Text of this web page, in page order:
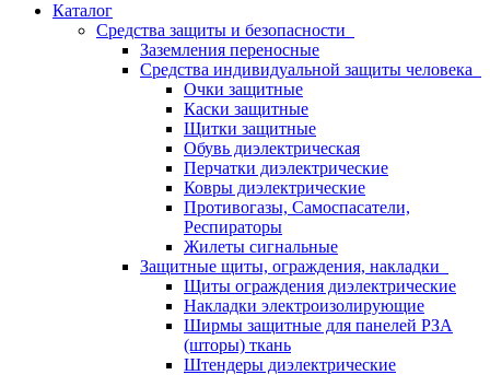
Каталог
Средства защиты и безопасности
Заземления переносные
Средства индивидуальной защиты человека
Очки защитные
Каски защитные
Щитки защитные
Обувь диэлектрическая
Перчатки диэлектрические
Ковры диэлектрические
Противогазы, Самоспасатели,
Респираторы
Жилеты сигнальные
Защитные щиты, ограждения, накладки
Щиты ограждения диэлектрические
Накладки электроизолирующие
Ширмы защитные для панелей РЗА
(шторы) ткань
Штендеры диэлектрические